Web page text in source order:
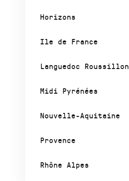
Horizons
Ile de France
Languedoc Roussillon
Midi Pyrénées
Nouvelle-Aquitaine
Provence
Rhône Alpes